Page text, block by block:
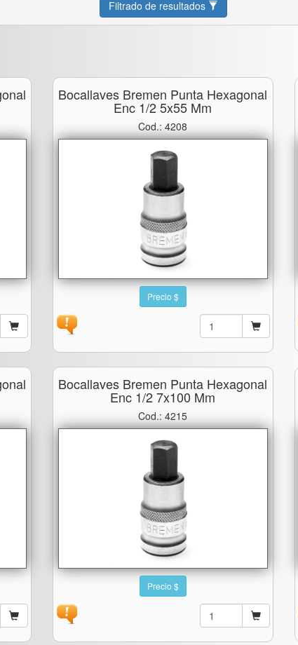
Filtrado de resultados
Bocallaves Bremen Punta Hexagonal
Enc 1/2 5x55 Mm
Cod.: 4208
Precio $
Bocallaves Bremen Punta Hexagonal
Enc 1/2 7x100 Mm
Cod.: 4215
Precio $